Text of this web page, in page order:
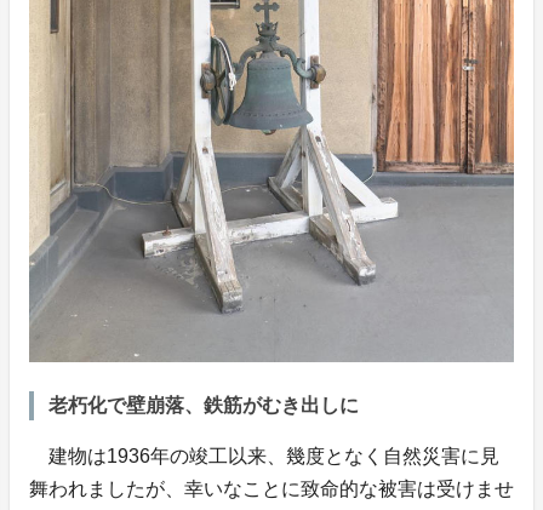
老朽化で壁崩落、鉄筋がむき出しに
建物は1936年の竣工以来、幾度となく自然災害に見
舞われましたが、幸いなことに致命的な被害は受けませ